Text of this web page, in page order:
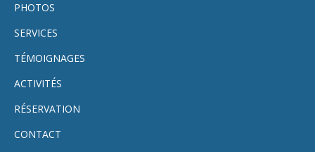
PHOTOS
SERVICES
TÉMOIGNAGES
ACTIVITÉS
RÉSERVATION
CONTACT